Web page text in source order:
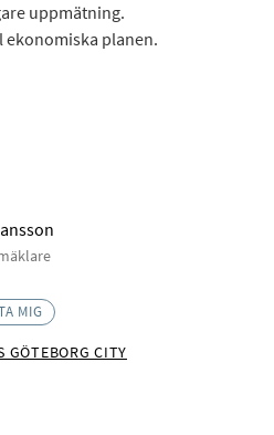
uppmätning.
ekonomiska planen.
MIG
GÖTEBORG CITY